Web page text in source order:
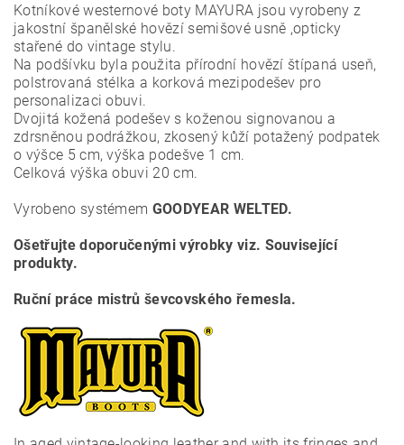
Kotníkové westernové boty MAYURA jsou vyrobeny z
jakostní španělské hovězí semišové usně ,opticky
stařené do vintage stylu.
Na podšívku byla použita přírodní hovězí štípaná useň,
polstrovaná stélka a korková mezipodešev pro
personalizaci obuvi.
Dvojitá kožená podešev s koženou signovanou a
zdrsněnou podrážkou, zkosený kůží potažený podpatek
o výšce 5 cm, výška podešve 1 cm.
Celková výška obuvi 20 cm.
Vyrobeno systémem GOODYEAR WELTED.
Ošetřujte doporučenými výrobky viz. Související
produkty.
Ruční práce mistrů ševcovského řemesla.